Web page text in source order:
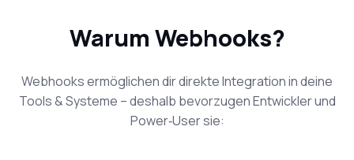
Warum Webhooks?
Webhooks ermöglichen dir direkte Integration in deine
Tools & Systeme – deshalb bevorzugen Entwickler und
Power‑User sie: